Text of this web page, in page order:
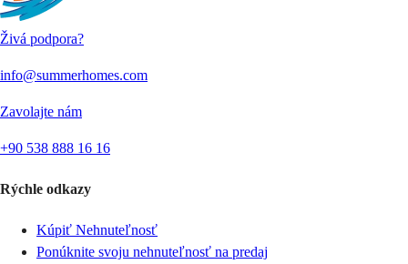
Živá podpora?
info@summerhomes.com
Zavolajte nám
+90 538 888 16 16
Rýchle odkazy
Kúpiť Nehnuteľnosť
Ponúknite svoju nehnuteľnosť na predaj